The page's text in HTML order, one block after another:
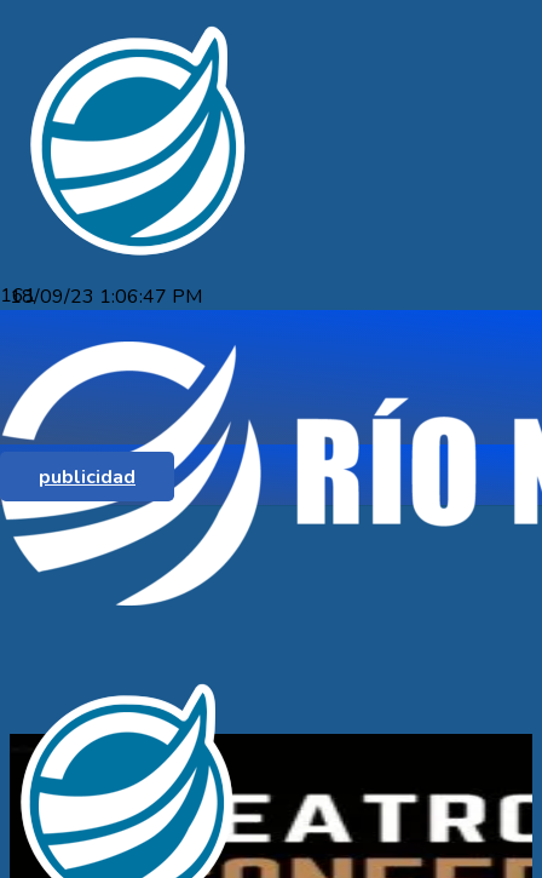
publicidad
18/09/23 1:06:47 PM
TEATRO, CONFERENCIA Y FORO, “A
50 AÑOS DEL GOLPE DE ESTADO DE
1973 EN URUGUAY”